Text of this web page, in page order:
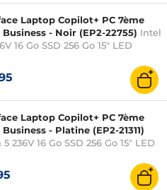
Laptop Copilot+ PC 7ème
- Noir (EP2-22755) Intel
16 Go SSD 256 Go 15" LED
Webcam Windows 11
Laptop Copilot+ PC 7ème
- Platine (EP2-21311)
236V 16 Go SSD 256 Go 15" LED
Webcam Windows 11